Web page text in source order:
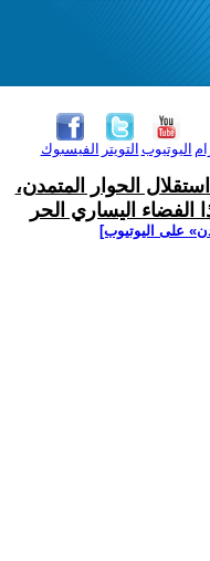
الفيسبوك التويتر اليوتيوب
الحوار المتمدن،
اليساري الحر
على اليوتيوب]